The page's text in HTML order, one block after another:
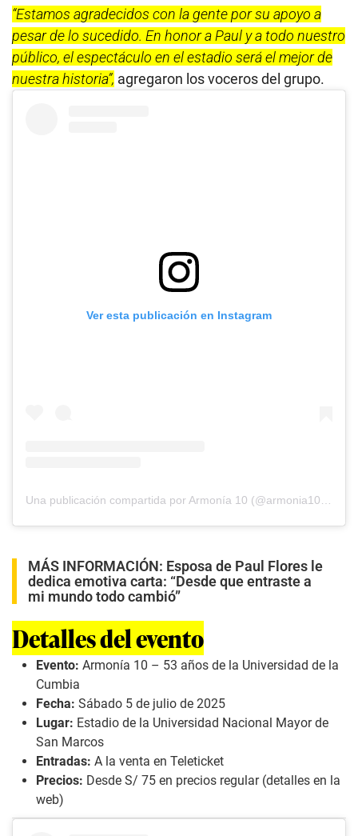
“Estamos agradecidos con la gente por su apoyo a
pesar de lo sucedido. En honor a Paul y a todo nuestro
público, el espectáculo en el estadio será el mejor de
nuestra historia”, agregaron los voceros del grupo.
Ver esta publicación en Instagram
MÁS INFORMACIÓN: Esposa de Paul Flores le
dedica emotiva carta: “Desde que entraste a
mi mundo todo cambió”
Detalles del evento
Evento: Armonía 10 – 53 años de la Universidad de la
Cumbia
Fecha: Sábado 5 de julio de 2025
Lugar: Estadio de la Universidad Nacional Mayor de
San Marcos
Entradas: A la venta en Teleticket
Precios: Desde S/ 75 en precios regular (detalles en la
web)